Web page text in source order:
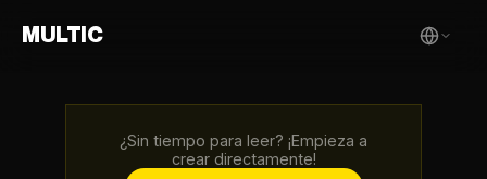
MULTIC
¿Sin tiempo para leer? ¡Empieza a
crear directamente!